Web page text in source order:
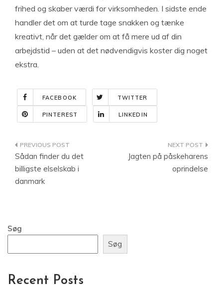
frihed og skaber værdi for virksomheden. I sidste ende
handler det om at turde tage snakken og tænke
kreativt, når det gælder om at få mere ud af din
arbejdstid – uden at det nødvendigvis koster dig noget
ekstra.
FACEBOOK TWITTER
PINTEREST LINKEDIN
Indlægsnavigation
Sådan finder du det
billigste elselskab i
danmark
Jagten på påskeharens
oprindelse
Søg
Søg
Recent Posts